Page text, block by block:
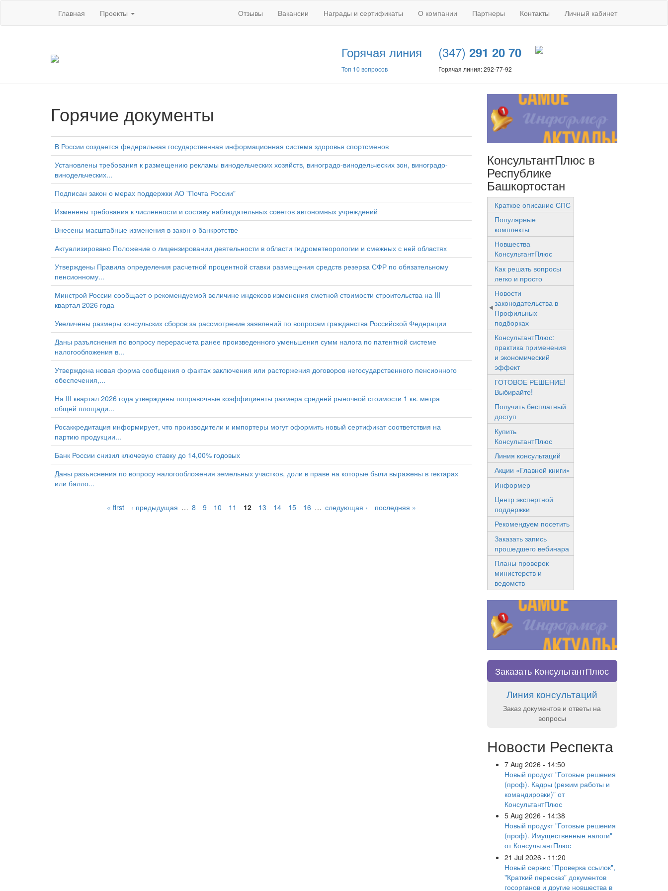
Главная Проекты Отзывы Вакансии Награды и сертификаты О компании Партнеры Контакты Личный кабинет
Горячая линия
Топ 10 вопросов
(347) 291 20 70
Горячая линия: 292-77-92
Горячие документы
В России создается федеральная государственная информационная система здоровья спортсменов
Установлены требования к размещению рекламы винодельческих хозяйств, виноградо-винодельческих зон, виноградо-
винодельческих...
Подписан закон о мерах поддержки АО "Почта России"
Изменены требования к численности и составу наблюдательных советов автономных учреждений
Внесены масштабные изменения в закон о банкротстве
Актуализировано Положение о лицензировании деятельности в области гидрометеорологии и смежных с ней областях
Утверждены Правила определения расчетной процентной ставки размещения средств резерва СФР по обязательному
пенсионному...
Минстрой России сообщает о рекомендуемой величине индексов изменения сметной стоимости строительства на III
квартал 2026 года
Увеличены размеры консульских сборов за рассмотрение заявлений по вопросам гражданства Российской Федерации
Даны разъяснения по вопросу перерасчета ранее произведенного уменьшения сумм налога по патентной системе
налогообложения в...
Утверждена новая форма сообщения о фактах заключения или расторжения договоров негосударственного пенсионного
обеспечения,...
На III квартал 2026 года утверждены поправочные коэффициенты размера средней рыночной стоимости 1 кв. метра
общей площади...
Росаккредитация информирует, что производители и импортеры могут оформить новый сертификат соответствия на
партию продукции...
Банк России снизил ключевую ставку до 14,00% годовых
Даны разъяснения по вопросу налогообложения земельных участков, доли в праве на которые были выражены в гектарах
или балло...
« first ‹ предыдущая … 8 9 10 11 12 13 14 15 16 … следующая › последняя »
КонсультантПлюс в
Республике
Башкортостан
Краткое описание СПС
Популярные
комплекты
Новшества
КонсультантПлюс
Как решать вопросы
легко и просто
Новости
законодательства в
Профильных
подборках
КонсультантПлюс:
практика применения
и экономический
эффект
ГОТОВОЕ РЕШЕНИЕ!
Выбирайте!
Получить бесплатный
доступ
Купить
КонсультантПлюс
Линия консультаций
Акции «Главной книги»
Информер
Центр экспертной
поддержки
Рекомендуем посетить
Заказать запись
прошедшего вебинара
Планы проверок
министерств и
ведомств
Заказать КонсультантПлюс
Линия консультаций
Заказ документов и ответы на
вопросы
Новости Респекта
7 Aug 2026 - 14:50
Новый продукт "Готовые решения
(проф). Кадры (режим работы и
командировки)" от
КонсультантПлюс
5 Aug 2026 - 14:38
Новый продукт "Готовые решения
(проф). Имущественные налоги"
от КонсультантПлюс
21 Jul 2026 - 11:20
Новый сервис "Проверка ссылок",
"Краткий пересказ" документов
госорганов и другие новшества в